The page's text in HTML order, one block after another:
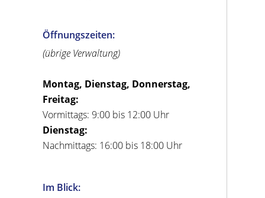
Öffnungszeiten:
(übrige Verwaltung)
Montag, Dienstag, Donnerstag,
Freitag:
Vormittags: 9:00 bis 12:00 Uhr
Dienstag:
Nachmittags: 16:00 bis 18:00 Uhr
Im Blick: